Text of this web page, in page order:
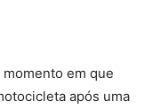
em que
após uma